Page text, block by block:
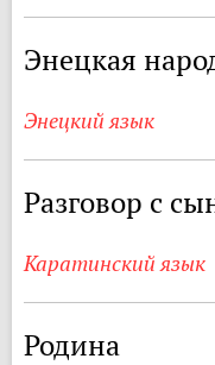
Энецкая
Энецкий язык
Разговор с
Каратинский язык
Родина